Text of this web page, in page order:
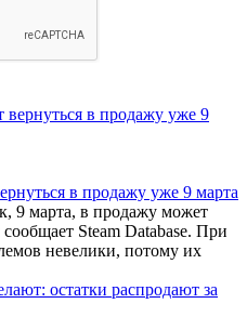
в продажу уже 9 марта
9 марта, в продажу может
Steam Database. При
невелики, потому их